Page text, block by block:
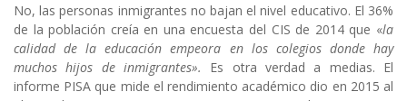
No, las personas inmigrantes no bajan el nivel educativo. El 36%
de la población creía en una encuesta del CIS de 2014 que «la
calidad de la educación empeora en los colegios donde hay
muchos hijos de inmigrantes».
Es otra verdad a medias. El
informe PISA que mide el rendimiento académico dio en 2015 al